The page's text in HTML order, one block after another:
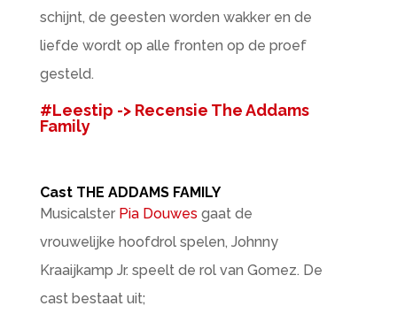
schijnt, de geesten worden wakker en de
liefde wordt op alle fronten op de proef
gesteld.
#Leestip -> Recensie The Addams
Family
Cast THE ADDAMS FAMILY
Musicalster Pia Douwes gaat de
vrouwelijke hoofdrol spelen, Johnny
Kraaijkamp Jr. speelt de rol van Gomez. De
cast bestaat uit;